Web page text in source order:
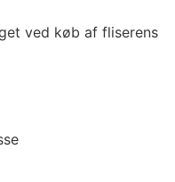
ved køb af fliserens